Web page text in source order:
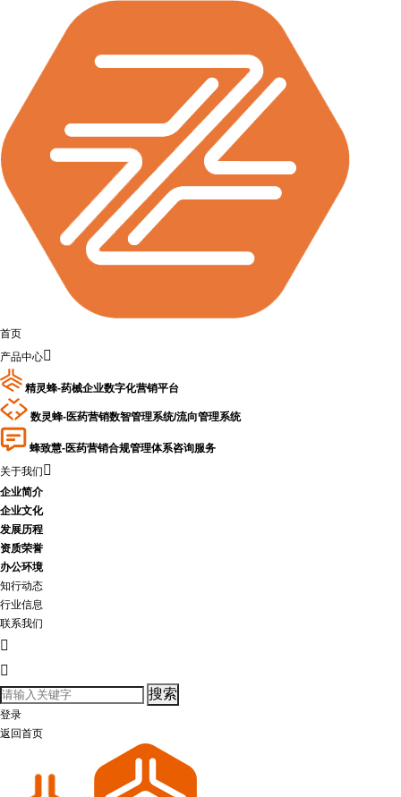
首页
产品中心
精灵蜂-药械企业数字化营销平台
数灵蜂-医药营销数智管理系统/流向管理系统
蜂致慧-医药营销合规管理体系咨询服务
关于我们 
企业简介
企业文化
发展历程
资质荣誉
办公环境
知行动态
行业信息
联系我们


登录
返回首页